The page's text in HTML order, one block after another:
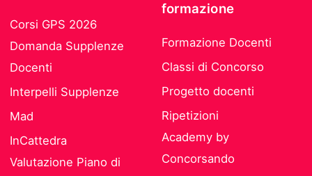
Corsi GPS 2026
Domanda Supplenze
Docenti
Interpelli Supplenze
Mad
InCattedra
Valutazione Piano di
formazione
Formazione Docenti
Classi di Concorso
Progetto docenti
Ripetizioni
Academy by
Concorsando